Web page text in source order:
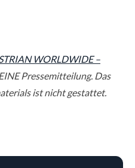
WORLDWIDE –
Pressemitteilung. Das
ist nicht gestattet.